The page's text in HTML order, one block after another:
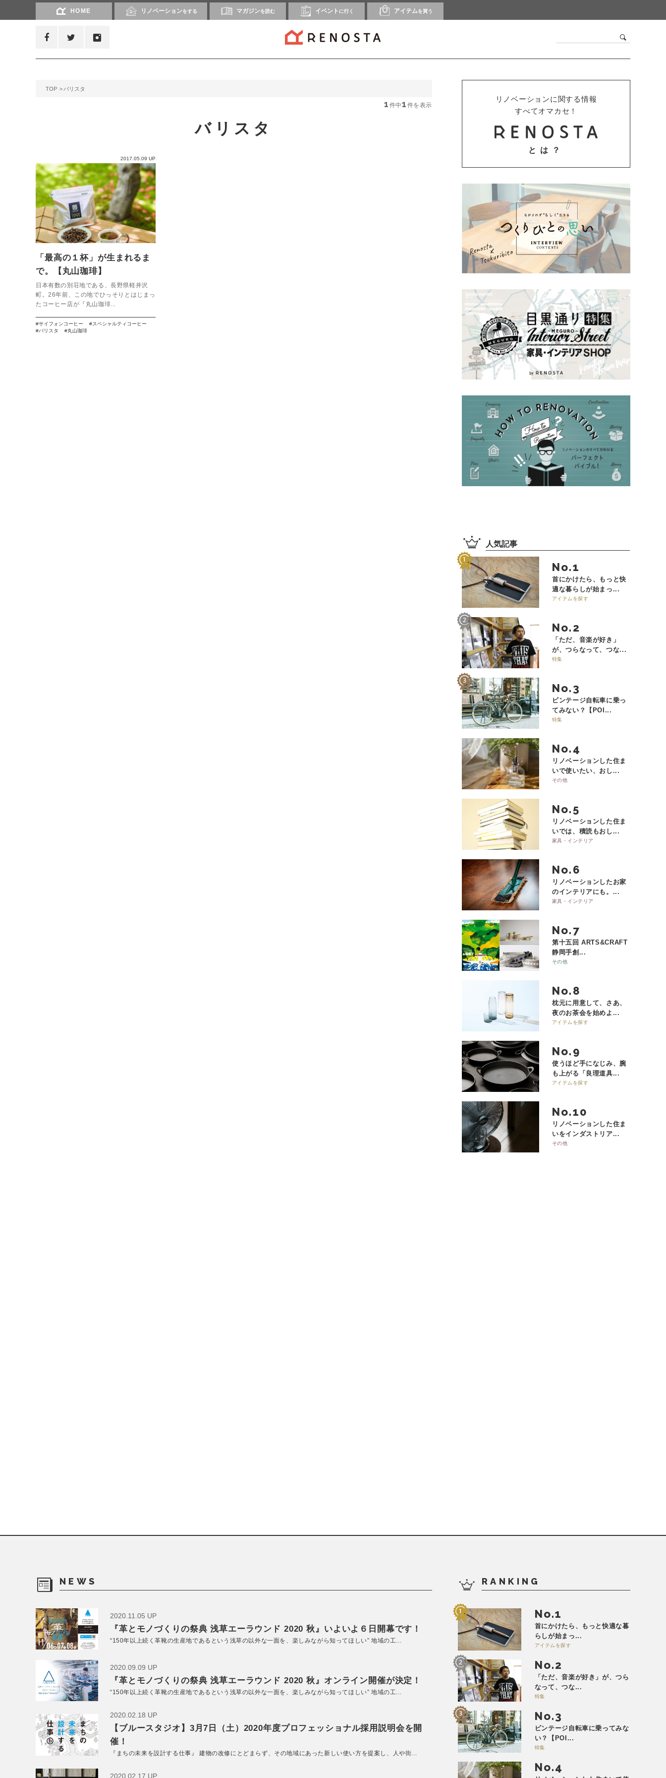
HOME リノベーションをする マガジンを読む イベント に行く アイテムを買う
TOP バリスタ
1 件中1 件を表示
バリスタ
2017.05.09 UP
「最高の１杯」が生まれるま
で。【丸山珈琲】
日本有数の別荘地である、長野県軽井沢
町。26年前、この地でひっそりとはじまっ
たコーヒー店が『丸山珈琲...
サイフォンコーヒー
スペシャルティコーヒー
バリスタ
丸山珈琲
リノベーションに関する情報
すべてオマカセ！
とは？
人気記事
No.
首にかけたら、もっと快
適な暮らしが始まっ...
アイテムを探す
No.
「ただ、音楽が好き」
が、つらなって、つな...
特集
No.
ビンテージ自転車に乗っ
てみない？【POI...
特集
No.
リノベーションした住ま
いで使いたい、おし...
その他
No.
リノベーションした住ま
いでは、積読もおし...
家具・インテリア
No.
リノベーションしたお家
のインテリアにも。...
家具・インテリア
No.
第十五回 ARTS&CRAFT
静岡手創...
その他
No.
枕元に用意して、さあ、
夜のお茶会を始めよ...
アイテムを探す
No.
使うほど手になじみ、腕
も上がる「良理道具...
アイテムを探す
No.
リノベーションした住ま
いをインダストリア...
その他
NEWS
2020.11.05 UP
『革とモノづくりの祭典 浅草エーラウンド 2020 秋』いよいよ６日開幕です！
“150年以上続く革靴の生産地であるという浅草の以外な一面を、楽しみながら知ってほしい” 地域の工...
2020.09.09 UP
『革とモノづくりの祭典 浅草エーラウンド 2020 秋』オンライン開催が決定！
“150年以上続く革靴の生産地であるという浅草の以外な一面を、楽しみながら知ってほしい” 地域の工...
2020.02.18 UP
【ブルースタジオ】3月7日（土）2020年度プロフェッショナル採用説明会を開
催！
『まちの未来を設計する仕事』 建物の改修にとどまらず、その地域にあった新しい使い方を提案し、人や街...
2020.02.17 UP
RANKING
No.
首にかけたら、もっと快適な暮
らしが始まっ...
アイテムを探す
No.
「ただ、音楽が好き」が、つら
なって、つな...
特集
No.
ビンテージ自転車に乗ってみな
い？【POI...
特集
No.